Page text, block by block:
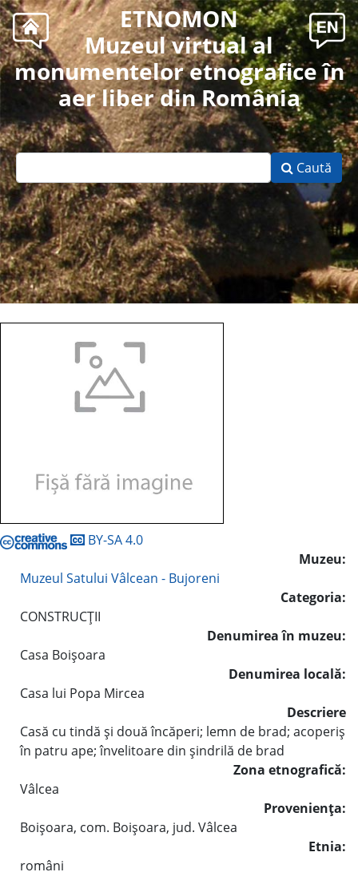
ETNOMON
Muzeul virtual al
monumentelor etnografice în
aer liber din România
Caută
BY-SA 4.0
Muzeu:
Muzeul Satului Vâlcean - Bujoreni
Categoria:
CONSTRUCŢII
Denumirea în muzeu:
Casa Boişoara
Denumirea locală:
Casa lui Popa Mircea
Descriere
Casă cu tindă şi două încăperi; lemn de brad; acoperiş
în patru ape; învelitoare din şindrilă de brad
Zona etnografică:
Vâlcea
Provenienţa:
Boişoara, com. Boişoara, jud. Vâlcea
Etnia:
români